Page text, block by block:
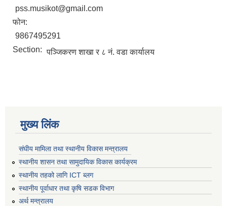
pss.musikot@gmail.com
फोन:
9867495291
Section: पञ्जिकरण शाखा र ८ नं. वडा कार्यालय
मुख्य लिंक
संघीय मामिला तथा स्थानीय विकास मन्त्रालय
स्थानीय शासन तथा सामुदायिक विकास कार्यक्रम
स्थानीय तहको लागि ICT ब्लग
स्थानीय पूर्वाधार तथा कृषि सडक विभाग
अर्थ मन्त्रालय